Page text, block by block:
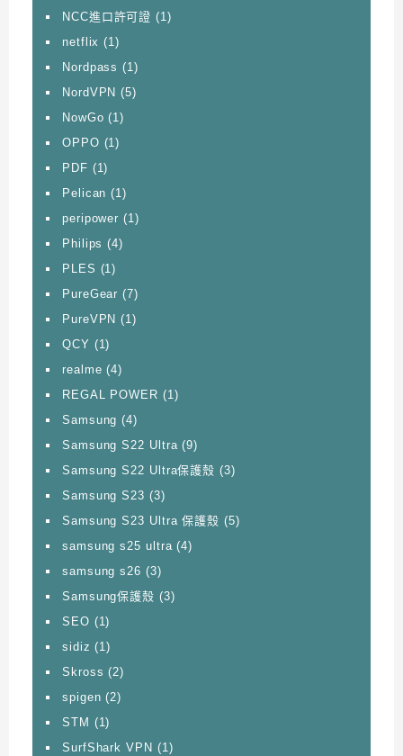
NCC進口許可證 (1)
netflix (1)
Nordpass (1)
NordVPN (5)
NowGo (1)
OPPO (1)
PDF (1)
Pelican (1)
peripower (1)
Philips (4)
PLES (1)
PureGear (7)
PureVPN (1)
QCY (1)
realme (4)
REGAL POWER (1)
Samsung (4)
Samsung S22 Ultra(9)
Samsung S22 Ultra保護殼 (3)
Samsung S23 (3)
Samsung S23 Ultra 保護殼 (5)
samsung s25 ultra(4)
samsung s26 (3)
Samsung保護殼 (3)
SEO (1)
sidiz (1)
Skross (2)
spigen (2)
STM (1)
SurfShark VPN (1)